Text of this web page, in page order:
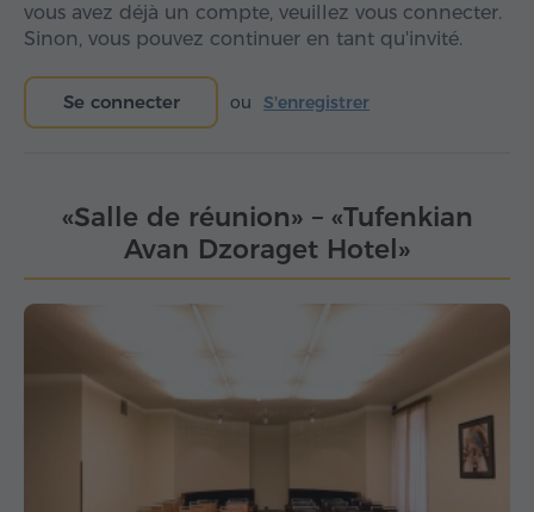
vous avez déjà un compte, veuillez vous connecter.
Sinon, vous pouvez continuer en tant qu'invité.
Se connecter ou S'enregistrer
«Salle de réunion» – «Tufenkian
Avan Dzoraget Hotel»